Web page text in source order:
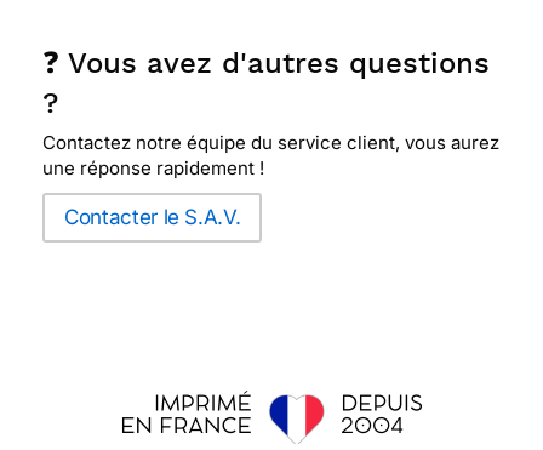
❓ Vous avez d'autres questions
?
Contactez notre équipe du service client, vous aurez
une réponse rapidement !
Contacter le S.A.V.